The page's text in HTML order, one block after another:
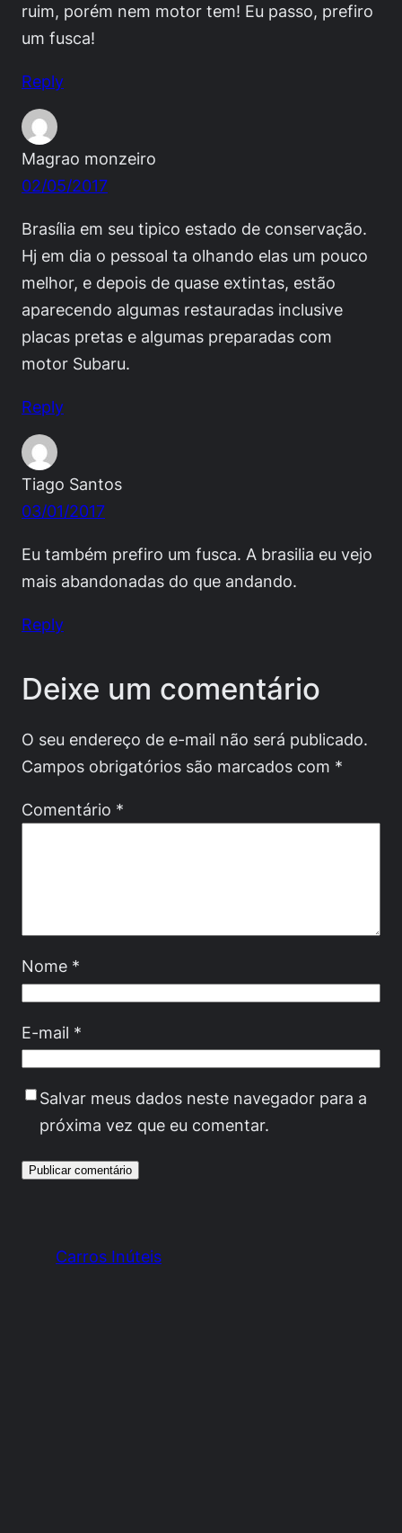
ruim, porém nem motor tem! Eu passo, prefiro
um fusca!
Reply
Magrao monzeiro
02/05/2017
Brasília em seu tipico estado de conservação.
Hj em dia o pessoal ta olhando elas um pouco
melhor, e depois de quase extintas, estão
aparecendo algumas restauradas inclusive
placas pretas e algumas preparadas com
motor Subaru.
Reply
Tiago Santos
03/01/2017
Eu também prefiro um fusca. A brasilia eu vejo
mais abandonadas do que andando.
Reply
Deixe um comentário
O seu endereço de e-mail não será publicado.
Campos obrigatórios são marcados com *
Comentário *
Nome *
E-mail *
Salvar meus dados neste navegador para a
próxima vez que eu comentar.
Carros Inúteis